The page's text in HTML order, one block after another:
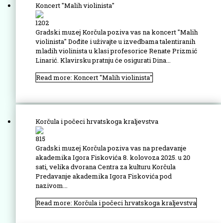
Koncert "Malih violinista"
1202
Gradski muzej Korčula poziva vas na koncert "Malih
violinista" Dođite i uživajte u izvedbama talentiranih
mladih violinista u klasi profesorice Renate Prizmić
Linarić. Klavirsku pratnju će osigurati Dina...
Read more: Koncert "Malih violinista"
Korčula i počeci hrvatskoga kraljevstva
815
Gradski muzej Korčula poziva vas na predavanje
akademika Igora Fiskovića 8. kolovoza 2025. u 20
sati, velika dvorana Centra za kulturu Korčula
Predavanje akademika Igora Fiskovića pod
nazivom...
Read more: Korčula i počeci hrvatskoga kraljevstva